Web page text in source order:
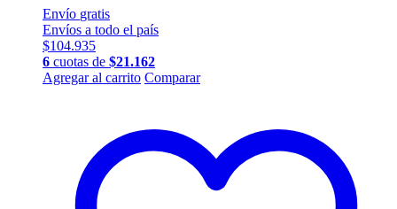
Envío gratis
Envíos a todo el país
$104.935
6 cuotas de $21.162
Agregar al carrito Comparar